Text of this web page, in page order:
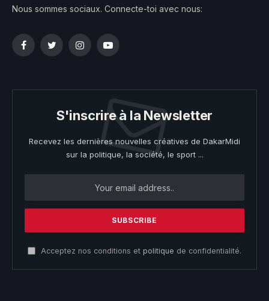
Nous sommes sociaux. Connecte-toi avec nous:
FacebookTwitterInstagramYouTube
S'inscrire à la Newsletter
Recevez les dernières nouvelles créatives de DakarMidi
sur la politique, la société, le sport ...
Acceptez nos conditions et politique de confidentialité.